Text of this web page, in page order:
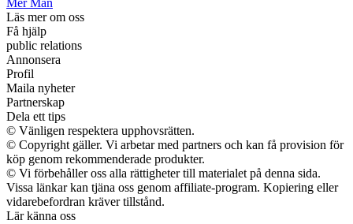
Mer Man
Läs mer om oss
Få hjälp
public relations
Annonsera
Profil
Maila nyheter
Partnerskap
Dela ett tips
© Vänligen respektera upphovsrätten.
© Copyright gäller. Vi arbetar med partners och kan få provision för
köp genom rekommenderade produkter.
© Vi förbehåller oss alla rättigheter till materialet på denna sida.
Vissa länkar kan tjäna oss genom affiliate-program. Kopiering eller
vidarebefordran kräver tillstånd.
Lär känna oss